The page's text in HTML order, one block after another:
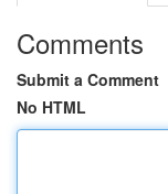
Comments
Submit a Comment
No HTML